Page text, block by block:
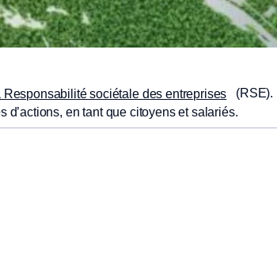
Responsabilité sociétale des entreprises
(RSE). Il
en tant que citoyens et salariés.